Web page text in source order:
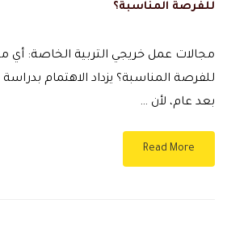
للفرصة المناسبة؟
مجالات عمل خريجي التربية الخاصة: أي
للفرصة المناسبة؟ يزداد الاهتمام
بعد عام، لأن …
Read More